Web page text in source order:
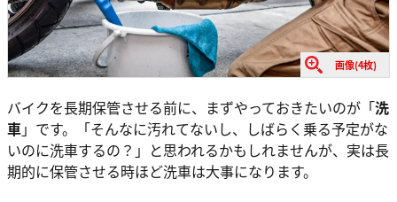
画像(4枚)
バイクを長期保管させる前に、まずやっておきたいのが「洗
車」です。「そんなに汚れてないし、しばらく乗る予定がな
いのに洗車するの？」と思われるかもしれませんが、実は長
期的に保管させる時ほど洗車は大事になります。